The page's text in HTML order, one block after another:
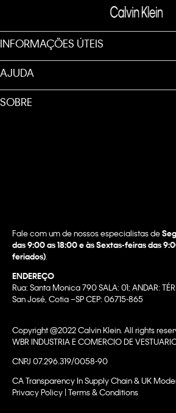
INFORMAÇÕES ÚTEIS
AJUDA
SOBRE
Fale com um de nossos especialistas de
das 9:00 as 18:00 e às Sextas-feiras das
feriados)
ENDEREÇO
Rua: Santa Monica 790 SALA: 01; ANDAR:
San José, Cotia –SP CEP: 06715-865
Copyright @2022 Calvin Klein. All rights
WBR INDUSTRIA E COMERCIO DE
CNPJ 07.296.319/0058-90
CA Transparency In Supply Chain & UK
Privacy Policy | Terms & Conditions